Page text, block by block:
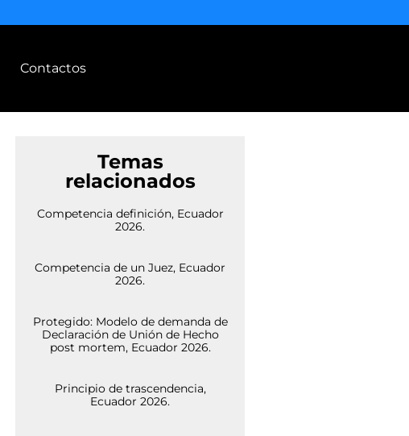
Contactos
Temas
relacionados
Competencia definición, Ecuador
2026.
Competencia de un Juez, Ecuador
2026.
Protegido: Modelo de demanda de
Declaración de Unión de Hecho
post mortem, Ecuador 2026.
Principio de trascendencia,
Ecuador 2026.